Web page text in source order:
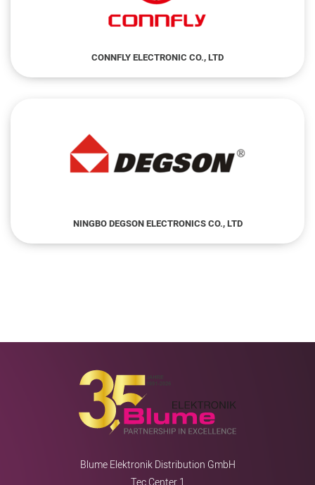
CONNFLY ELECTRONIC CO., LTD
NINGBO DEGSON ELECTRONICS CO., LTD
Blume Elektronik Distribution GmbH